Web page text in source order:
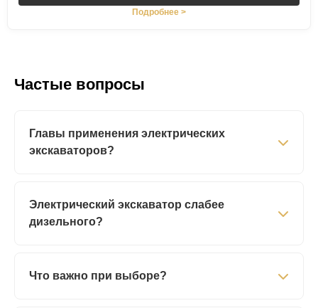
Подробнее >
Частые вопросы
Главы применения электрических
экскаваторов?
Электрический экскаватор слабее
дизельного?
Что важно при выборе?